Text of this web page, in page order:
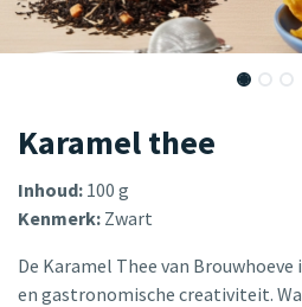
Karamel thee
Inhoud: 100 g
Kenmerk: Zwart
De Karamel Thee van Brouwhoeve
en gastronomische creativiteit.